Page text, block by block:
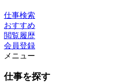
仕事検索
おすすめ
閲覧履歴
会員登録
メニュー
仕事を探す